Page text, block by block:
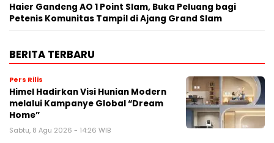
Haier Gandeng AO 1 Point Slam, Buka Peluang bagi
Petenis Komunitas Tampil di Ajang Grand Slam
BERITA TERBARU
Pers Rilis
Himel Hadirkan Visi Hunian Modern
melalui Kampanye Global “Dream
Home”
Sabtu, 8 Agu 2026 - 14:26 WIB